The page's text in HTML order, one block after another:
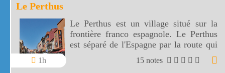
Le Perthus
1h
Le Perthus est un village situé sur la
frontière franco espagnole. Le Perthus
est séparé de l'Espagne par la route qui
15 notes